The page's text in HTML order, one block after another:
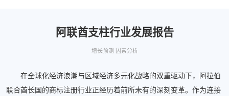
阿联酋支柱行业发展报告
增长预测 因素分析
在全球化经济浪潮与区域经济多元化战略的双重驱动下，阿拉伯
联合酋长国的商标注册行业正经历着前所未有的深刻变革。作为连接